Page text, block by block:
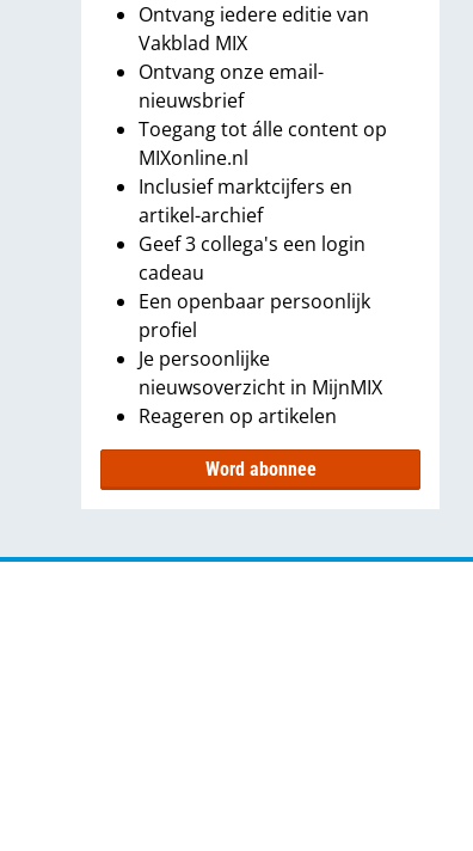
Ontvang iedere editie van
Vakblad MIX
Ontvang onze email-
nieuwsbrief
Toegang tot álle content op
MIXonline.nl
Inclusief marktcijfers en
artikel-archief
Geef 3 collega's een login
cadeau
Een openbaar persoonlijk
profiel
Je persoonlijke
nieuwsoverzicht in MijnMIX
Reageren op artikelen
Word abonnee